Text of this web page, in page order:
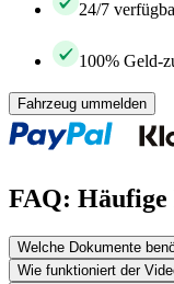
24/7
100% Geld-
Fahrzeug ummelden
FAQ: Häufige
Welche Dokumente
Wie funktioniert der